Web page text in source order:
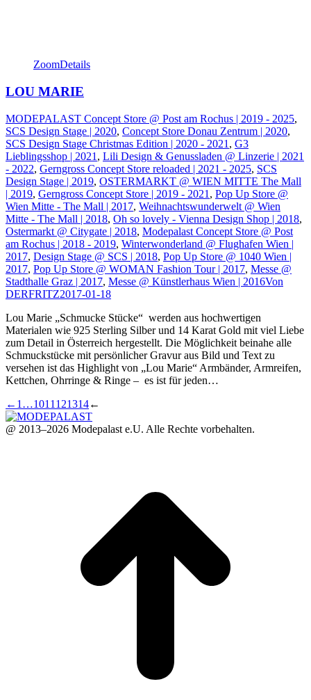
ZoomDetails
LOU MARIE
MODEPALAST Concept Store @ Post am Rochus | 2019 - 2025,
SCS Design Stage | 2020, Concept Store Donau Zentrum | 2020,
SCS Design Stage Christmas Edition | 2020 - 2021 , G3
Lieblingsshop | 2021 , Lili Design & Genussladen @ Linzerie | 2021
- 2022, Gerngross Concept Store reloaded | 2021 - 2025, SCS
Design Stage | 2019, OSTERMARKT @ WIEN MITTE The Mall
| 2019, Gerngross Concept Store | 2019 - 2021 , Pop Up Store @
Wien Mitte - The Mall | 2017, Weihnachtswunderwelt @ Wien
Mitte - The Mall | 2018, Oh so lovely - Vienna Design Shop | 2018,
Ostermarkt @ Citygate | 2018, Modepalast Concept Store @ Post
am Rochus | 2018 - 2019, Winterwonderland @ Flughafen Wien |
2017, Design Stage @ SCS | 2018, Pop Up Store @ 1040 Wien |
2017, Pop Up Store @ WOMAN Fashion Tour | 2017, Messe @
Stadthalle Graz | 2017, Messe @ Künstlerhaus Wien | 2016Von
DERFRITZ2017-01-18
Lou Marie „Schmucke Stücke“ werden aus hochwertigen
Materialen wie 925 Sterling Silber und 14 Karat Gold mit viel Liebe
zum Detail in Österreich hergestellt. Die Möglichkeit beinahe alle
Schmuckstücke mit persönlicher Gravur aus Bild und Text zu
versehen ist das Highlight von „Lou Marie“ Armbänder, Armreifen,
Kettchen, Ohrringe & Ringe – es ist für jeden…
← 1 …1011 121314←
@ 2013–2026 Modepalast e.U. Alle Rechte vorbehalten.